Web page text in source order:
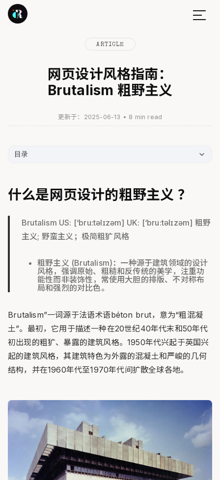
ARTICLE
网页设计风格指南：
Brutalism 粗野主义
更新于：2025-06-13 • 8 min read
目录
什么是网页设计的粗野主义 ？
Brutalism US: [‘bru:təlɪzəm] UK: [‘bru:təlɪzəm] 粗野
主义; 野蛮主义；极简粗犷风格
​粗野主义 (Brutalism)​：一种源于建筑领域的设计
风格，强调原始、粗糙和反传统的美学，注重功
能性而非装饰性，常使用大胆的排版、不对称布
局和强烈的对比色。
Brutalism”一词源于法语术语béton brut，意为“粗混凝
土”。最初，它用于描述一种在20世纪40年代末和50年代
初出现的粗犷、暴露的建筑风格。1950年代兴起于英国兴
起的建筑风格，其建筑特色为外露的混凝土和严峻的几何
结构，并在1960年代至1970年代间扩散全球各地。